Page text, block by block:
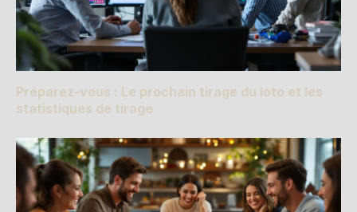
Préparez-vous : Le prochain tirage du loto et les
statistiques de tirage